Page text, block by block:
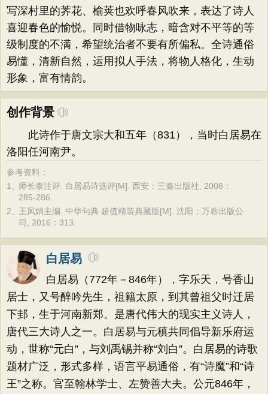
写深村里的荠花、榆荚也欢呼春风吹来，表达了诗人
喜迎春色的愉悦。同时借物咏志，暗含对不平等的等
级制度的不满，希望统治者不要有所偏私。全诗通俗
易懂，清新自然，运用拟人手法，将物人格化，生动
形象，富有情韵。
创作背景
此诗作于唐文宗大和五年（831），当时白居易在
洛阳任河南尹。
参考资料：
1、师长泰注评. 白居易诗选评[M]. 西安：三秦出版社, 2008：
285-286.
2、王凤娟主编. 中华句典 超值精装典藏版[M]. 沈阳：万卷出版公
司, 2016：313.
白居易
白居易（772年－846年），字乐天，号香山
居士，又号醉吟先生，祖籍太原，到其曾祖父时迁居
下邽，生于河南新郑。是唐代伟大的现实主义诗人，
唐代三大诗人之一。白居易与元稹共同倡导新乐府运
动，世称“元白”，与刘禹锡并称“刘白”。白居易的诗歌
题材广泛，形式多样，语言平易通俗，有“诗魔”和“诗
王”之称。官至翰林学士、左赞善大夫。公元846年，